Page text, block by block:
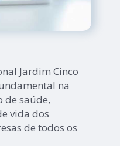
Jardim Cinco
na
de saúde,
vida dos
de todos os